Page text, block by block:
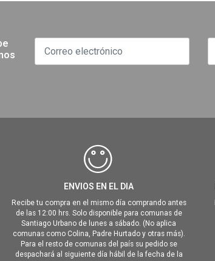
ENVIOS EN EL DIA
Recibe tu compra en el mismo día comprando antes
de las 12:00 hrs. Solo disponible para comunas de
Santiago Urbano de lunes a sábado. (No aplica
comunas como Colina, Padre Hurtado y otras más).
Para el resto de comunas del país su pedido se
despachará al siguiente día hábil de la fecha de la